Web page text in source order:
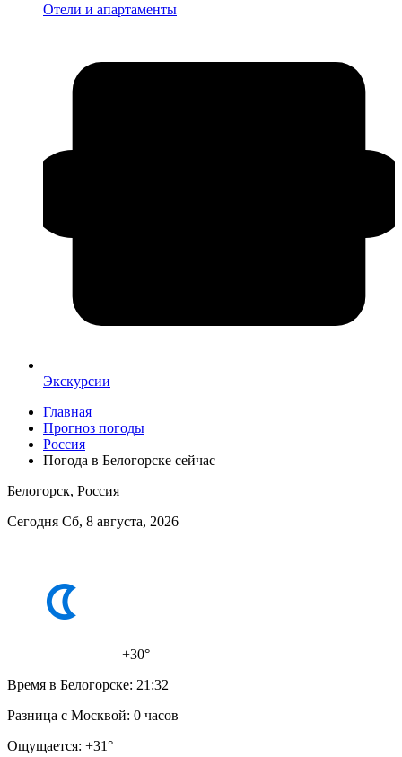
Отели и апартаменты
Экскурсии
Главная
Прогноз погоды
Россия
Погода в Белогорске сейчас
Белогорск, Россия
Сегодня Сб, 8 августа, 2026
+30°
Время в Белогорске: 21:32
Разница с Москвой: 0 часов
Ощущается: +31°